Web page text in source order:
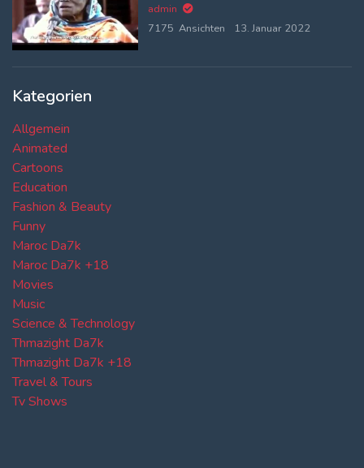
admin
7175 Ansichten
13. Januar 2022
Kategorien
Allgemein
Animated
Cartoons
Education
Fashion & Beauty
Funny
Maroc Da7k
Maroc Da7k +18
Movies
Music
Science & Technology
Thmazight Da7k
Thmazight Da7k +18
Travel & Tours
Tv Shows